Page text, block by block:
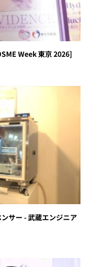
Week 東京 2026]
サー - 武蔵エンジニア